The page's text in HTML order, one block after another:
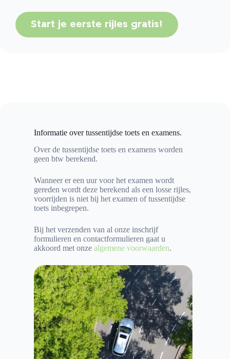
Start je eerste rijles gratis!
Informatie overtussentijdse toets en examens.
Over de tussentijdse toets en examens worden
geen btw berekend.
Wanneer er een uur voor het examen wordt
gereden wordt deze berekend als een losse rijles,
voorrijden is niet bij het examen of tussentijdse
toets inbegrepen.
Bij het verzenden van al onze inschrijf
formulieren en contactformulieren gaat u
akkoord met onze algemene voorwaarden.